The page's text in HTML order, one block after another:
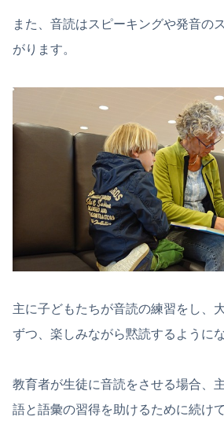
また、音読はスピーキングや発音の
がります。
主に子どもたちが音読の練習をし、
ずつ、楽しみながら黙読するように
教育者が生徒に音読をさせる場合、
語と語彙の習得を助けるために続け